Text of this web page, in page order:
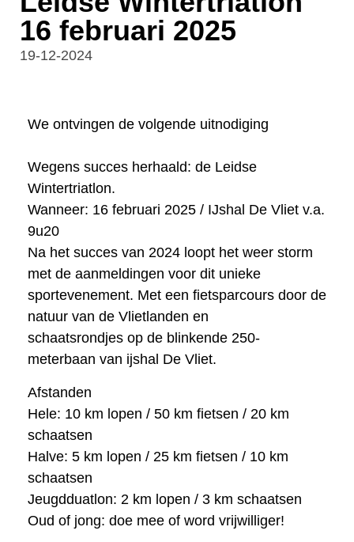
16 februari 2025
19-12-2024
We ontvingen de volgende uitnodiging
Wegens succes herhaald: de Leidse
Wintertriatlon.
Wanneer: 16 februari 2025 / IJshal De Vliet v.a.
9u20
Na het succes van 2024 loopt het weer storm
met de aanmeldingen voor dit unieke
sportevenement. Met een fietsparcours door de
natuur van de Vlietlanden en
schaatsrondjes op de blinkende 250-
meterbaan van ijshal De Vliet.
Afstanden
Hele: 10 km lopen / 50 km fietsen / 20 km
schaatsen
Halve: 5 km lopen / 25 km fietsen / 10 km
schaatsen
Jeugdduatlon: 2 km lopen / 3 km schaatsen
Oud of jong: doe mee of word vrijwilliger!